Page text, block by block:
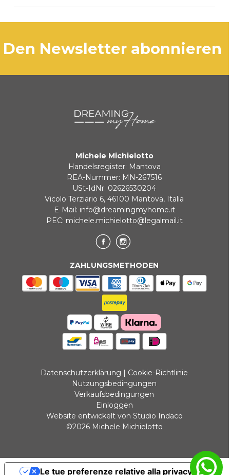
BANKUMLEITUNGEN
das die Ästhetik des Designs unterstreicht
erfüllen und Blumen aufnehmen können.
den Newsletter abonnieren
Michele Michielotto
Handelsregister: Mantova
REA-Nummer: MN-267516
USt-IdNr. 02626530204
Vicolo Terziario 6, 46100 Mantova, Italia
E-Mail: info@dreamingmyhome.it
PEC: michele.michielotto@legalmail.it
ZAHLUNGSMETHODEN
Datenschutzerklärung | Cookie-Richtlinie
Nutzungsbedingungen
Verkaufsbedingungen
Einloggen
Website entwickelt von Studio Indaco
©2026 Michele Michielotto
Le tue preferenze relative alla privacy